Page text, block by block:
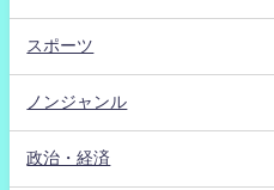
スポーツ
ノンジャンル
政治・経済